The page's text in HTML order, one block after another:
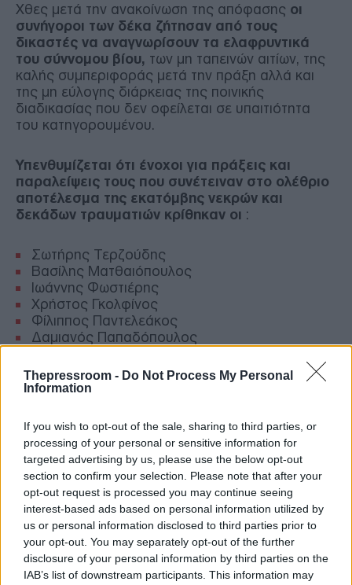
Thepressroom - Do Not Process My Personal
Information
If you wish to opt-out of the sale, sharing to third parties, or
processing of your personal or sensitive information for
targeted advertising by us, please use the below opt-out
section to confirm your selection. Please note that after your
opt-out request is processed you may continue seeing
interest-based ads based on personal information utilized by
us or personal information disclosed to third parties prior to
your opt-out. You may separately opt-out of the further
disclosure of your personal information by third parties on the
IAB’s list of downstream participants. This information may
Χθες μετά την ανακοίνωση της απόφασης οι
συνήγοροι των δέκα ζήτησαν από τους
δικαστές να αναγνωρίσουν τα ελαφρυντικά
του σύννομου βίου, των μη ταπεινών αιτίων, της
καλής συμπεριφοράς μετά την πράξη αλλά και
της μη εύλογης διάρκειας της ποινικής
διαδικασίας που δεν οφείλεται σε υπαιτιότητα
του κατηγορουμένου.
Υπενθυμίζεται ότι ένοχοι για πράξεις και
παραλείψεις τους που συνέτειναν στο ολέθριο
αποτέλεσμα της εκατόμβης νεκρών και
δεκάδων τραυματιών κρίθηκαν οι :
Σωτήρης Τερζούδης
Βασίλης Ματθαιόπουλος
Ιωάννης Φωστιέρης
Χρήστος Γκολφίνος
Φίλιππος Παντελεάκος
Δαμιανός Παπαδόπουλος
8.Χαράλαμπος Χιώνης
Ιωάννης Καπάκης
Ουσιαστικά οιεφέτες , με την απόφασή τους
έκριναν ότι το κύριο βάρος της ευθύνης
φέρουν οι επιτελικοί της Πυροσβεστικής,
δηλαδή η ηγεσία και οι επικεφαλής στις κρίσιμες
υπηρεσίες του Σώματος και οι τρεις αξιωματικοί
που βρέθηκαν στον τόπο της φωτιάς ως
επικεφαλής του πεδίου. Έδειξαν επίσης και ένα
πολιτικό πρόσωπο, που είχε επιλεγεί από την τότε
κυβέρνηση για την ηγεσία της γραμματείας